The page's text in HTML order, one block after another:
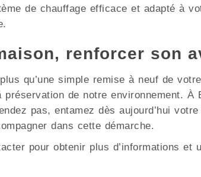
de chauffage efficace et adapté à
renforcer son
qu’une simple remise à neuf de
de notre environnement.
pas, entamez dès aujourd’hui
dans cette démarche.
pour obtenir plus d’informations